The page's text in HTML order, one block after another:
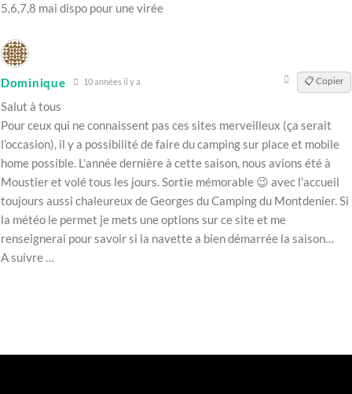
5,6,7,8 mai dispo pour une virée
Dominique 10 années il y a 📋 Copier
Salut à tous
Pour ceux qui ne connaissent pas ces sites merveilleux (ça serait
l’occasion), il y a possibilité de faire du camping sur place et mobile
home possible. L’année dernière à cette saison, nous avions été à
Moustier et volé tous les jours. Sortie mémorable 😉 avec l’accueil
toujours aussi chaleureux de Georges du Camping du Montdenier. Si
la météo le permet je mets une options sur ce site et me
renseignerai pour savoir si la navette a bien démarrée la saison…
A suivre …